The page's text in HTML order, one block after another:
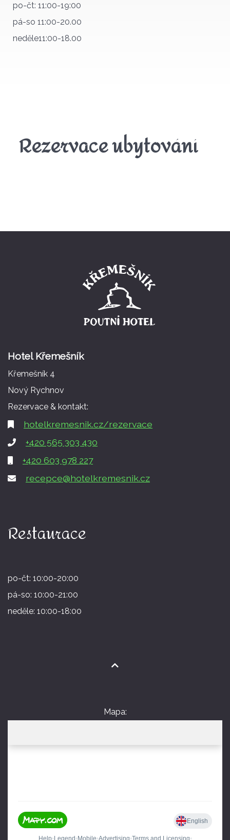
po-čt: 11:00-19:00
pá-so 11:00-20.00
neděle11:00-18.00
Rezervace ubytování
Hotel Křemešník
Křemešník 4
Nový Rychnov
Rezervace & kontakt:
hotelkremesnik.cz/rezervace
+420 565 303 430
+420 603 978 227
recepce@hotelkremesnik.cz
Restaurace
po-čt: 10:00-20:00
pá-so: 10:00-21:00
neděle: 10:00-18:00
Mapa: